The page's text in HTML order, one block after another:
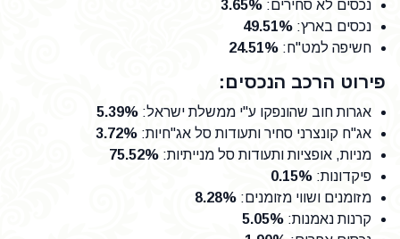
נכסים לא סחירים:
3.65%
נכסים בארץ:
49.51%
חשיפה למט"ח:
24.51%
פירוט הרכב הנכסים:
אגרות חוב שהונפקו ע"י ממשלת ישראל:
5.39%
אג"ח קונצרני סחיר ותעודות סל אג"חיות:
3.72%
מניות, אופציות ותעודות סל מנייתיות:
75.52%
פיקדונות:
0.15%
מזומנים ושווי מזומנים:
8.28%
קרנות נאמנות:
5.05%